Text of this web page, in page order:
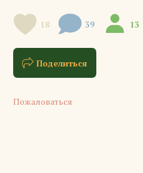
18 39 13
Поделиться
Пожаловаться